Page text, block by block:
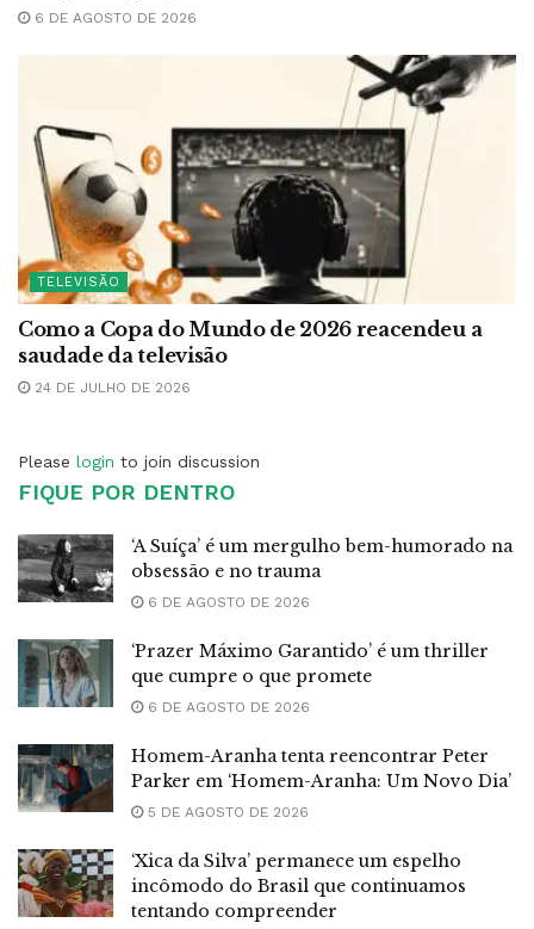
6 DE AGOSTO DE 2026
TELEVISÃO
Como a Copa do Mundo de 2026 reacendeu a
saudade da televisão
24 DE JULHO DE 2026
Please login to join discussion
FIQUE POR DENTRO
‘A Suíça’ é um mergulho bem-humorado na
obsessão e no trauma
6 DE AGOSTO DE 2026
‘Prazer Máximo Garantido’ é um thriller
que cumpre o que promete
6 DE AGOSTO DE 2026
Homem-Aranha tenta reencontrar Peter
Parker em ‘Homem-Aranha: Um Novo Dia’
5 DE AGOSTO DE 2026
‘Xica da Silva’ permanece um espelho
incômodo do Brasil que continuamos
tentando compreender